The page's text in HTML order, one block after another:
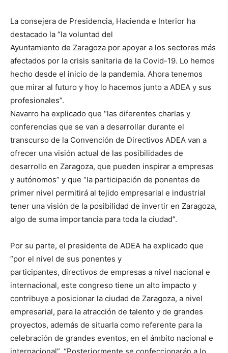
La consejera de Presidencia, Hacienda e Interior ha
destacado la “la voluntad del
Ayuntamiento de Zaragoza por apoyar a los sectores más
afectados por la crisis sanitaria de la Covid-19. Lo hemos
hecho desde el inicio de la pandemia. Ahora tenemos
que mirar al futuro y hoy lo hacemos junto a ADEA y sus
profesionales”.
Navarro ha explicado que “las diferentes charlas y
conferencias que se van a desarrollar durante el
transcurso de la Convención de Directivos ADEA van a
ofrecer una visión actual de las posibilidades de
desarrollo en Zaragoza, que pueden inspirar a empresas
y autónomos” y que “la participación de ponentes de
primer nivel permitirá al tejido empresarial e industrial
tener una visión de la posibilidad de invertir en Zaragoza,
algo de suma importancia para toda la ciudad”.
Por su parte, el presidente de ADEA ha explicado que
“por el nivel de sus ponentes y
participantes, directivos de empresas a nivel nacional e
internacional, este congreso tiene un alto impacto y
contribuye a posicionar la ciudad de Zaragoza, a nivel
empresarial, para la atracción de talento y de grandes
proyectos, además de situarla como referente para la
celebración de grandes eventos, en el ámbito nacional e